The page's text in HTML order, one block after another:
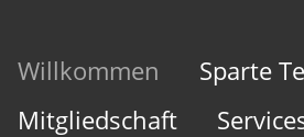
Willkommen Sparte
Mitgliedschaft